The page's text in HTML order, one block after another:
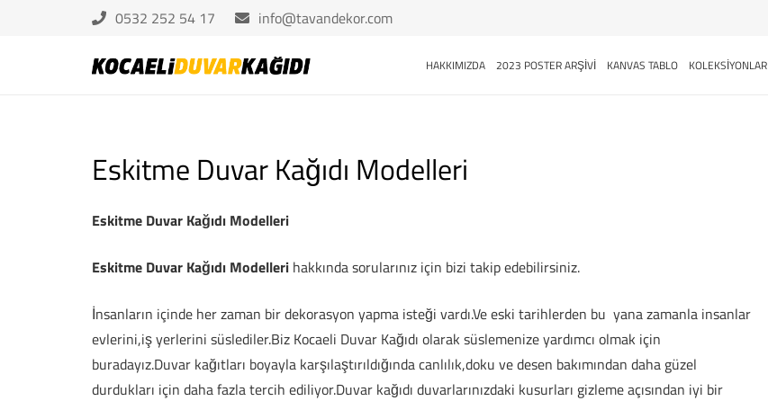
0532 252 54 17 info@tavandekor.com
HAKKIMIZDA 2023 POSTER ARŞİVİ KANVAS TABLO KOLEKSİYONLAR
Eskitme Duvar Kağıdı Modelleri
Eskitme Duvar Kağıdı Modelleri
Eskitme Duvar Kağıdı Modelleri hakkında sorularınız için bizi takip edebilirsiniz.
İnsanların içinde her zaman bir dekorasyon yapma isteği vardı.Ve eski tarihlerden bu yana zamanla insanlar
evlerini,iş yerlerini süslediler.Biz Kocaeli Duvar Kağıdı olarak süslemenize yardımcı olmak için
buradayız.Duvar kağıtları boyayla karşılaştırıldığında canlılık,doku ve desen bakımından daha güzel
durdukları için daha fazla tercih ediliyor.Duvar kağıdı duvarlarınızdaki kusurları gizleme açısından iyi bir